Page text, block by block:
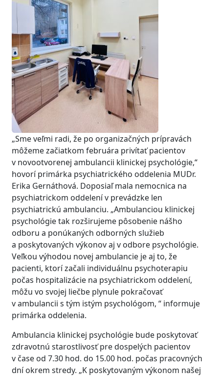
„Sme veľmi radi, že po organizačných prípravách
môžeme začiatkom februára privítať pacientov
v novootvorenej ambulancii klinickej psychológie,“
hovorí primárka psychiatrického oddelenia MUDr.
Erika Gernáthová. Doposiaľ mala nemocnica na
psychiatrickom oddelení v prevádzke len
psychiatrickú ambulanciu. „Ambulanciou klinickej
psychológie tak rozširujeme pôsobenie nášho
odboru a ponúkaných odborných služieb
a poskytovaných výkonov aj v odbore psychológie.
Veľkou výhodou novej ambulancie je aj to, že
pacienti, ktorí začali individuálnu psychoterapiu
počas hospitalizácie na psychiatrickom oddelení,
môžu vo svojej liečbe plynule pokračovať
v ambulancii s tým istým psychológom, “ informuje
primárka oddelenia.
Ambulancia klinickej psychológie bude poskytovať
zdravotnú starostlivosť pre dospelých pacientov
v čase od 7.30 hod. do 15.00 hod. počas pracovných
dní okrem stredy. „K poskytovaným výkonom našej